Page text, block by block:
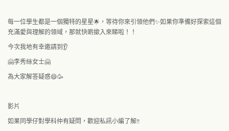
每一位學生都是一個獨特的星星🌟，等待你來引領他們✨如果你準備好探索這個
充滿愛與理解的領域，那就快啲撳入來睇啦！！
今次我地有幸邀請到👂
🤗李秀絲女士🤗
為大家解答疑惑😄🥳
影片
如果同學仔對學科仲有疑問，歡迎私訊小編了解!!